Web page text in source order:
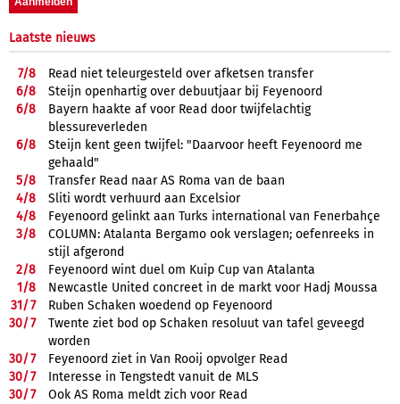
Laatste nieuws
7/8
Read niet teleurgesteld over afketsen transfer
6/8
Steijn openhartig over debuutjaar bij Feyenoord
6/8
Bayern haakte af voor Read door twijfelachtig
blessureverleden
6/8
Steijn kent geen twijfel: "Daarvoor heeft Feyenoord me
gehaald"
5/8
Transfer Read naar AS Roma van de baan
4/8
Sliti wordt verhuurd aan Excelsior
4/8
Feyenoord gelinkt aan Turks international van Fenerbahçe
3/8
COLUMN: Atalanta Bergamo ook verslagen; oefenreeks in
stijl afgerond
2/8
Feyenoord wint duel om Kuip Cup van Atalanta
1/8
Newcastle United concreet in de markt voor Hadj Moussa
31/7
Ruben Schaken woedend op Feyenoord
30/7
Twente ziet bod op Schaken resoluut van tafel geveegd
worden
30/7
Feyenoord ziet in Van Rooij opvolger Read
30/7
Interesse in Tengstedt vanuit de MLS
30/7
Ook AS Roma meldt zich voor Read